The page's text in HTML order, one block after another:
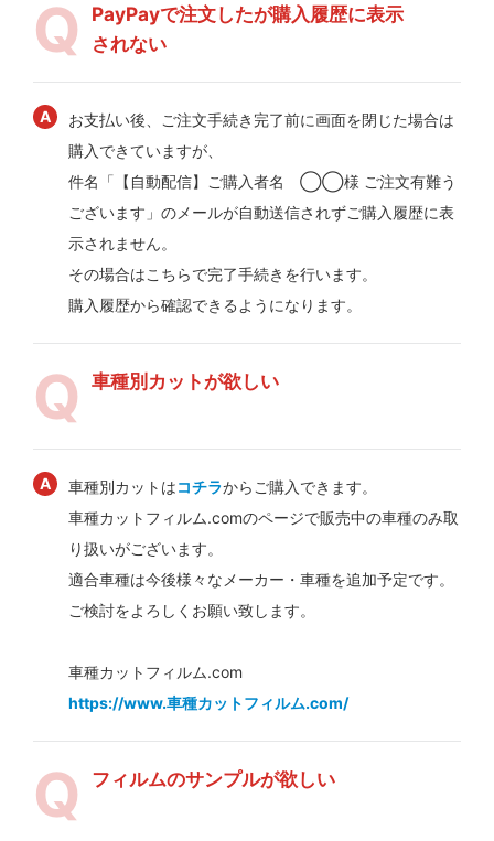
PayPayで注文したが購入履歴に表示
されない
お支払い後、ご注文手続き完了前に画面を閉じた場合は
購入できていますが、
件名「【自動配信】ご購入者名 ◯◯様 ご注文有難う
ございます」のメールが自動送信されずご購入履歴に表
示されません。
その場合はこちらで完了手続きを行います。
購入履歴から確認できるようになります。
車種別カットが欲しい
車種別カットはコチラからご購入できます。
車種カットフィルム.comのページで販売中の車種のみ取
り扱いがございます。
適合車種は今後様々なメーカー・車種を追加予定です。
ご検討をよろしくお願い致します。
車種カットフィルム.com
https://www.車種カットフィルム.com/
フィルムのサンプルが欲しい